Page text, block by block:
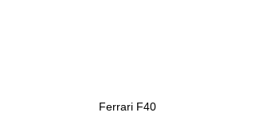
Ferrari F40